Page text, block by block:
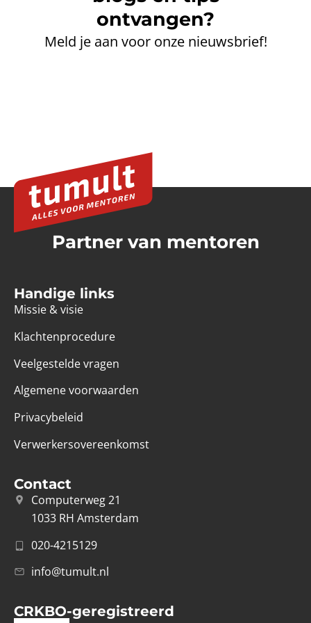
ontvangen?
Meld je aan voor onze nieuwsbrief!
Partner van mentoren
Handige links
Missie & visie
Klachtenprocedure
Veelgestelde vragen
Algemene voorwaarden
Privacybeleid
Verwerkersovereenkomst
Contact
Computerweg 21
1033 RH Amsterdam
020-4215129
info@tumult.nl
CRKBO-geregistreerd